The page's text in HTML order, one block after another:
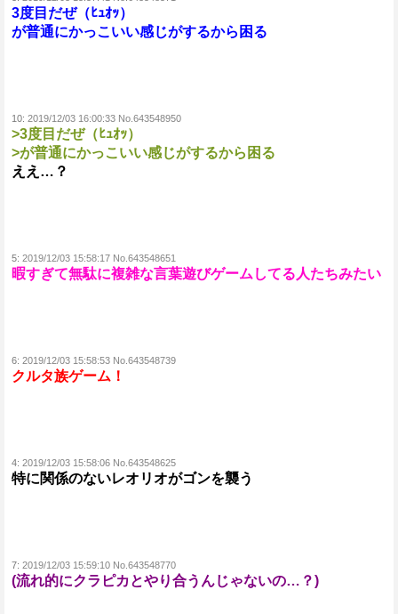
3度目だぜ（ﾋｭｵｯ）
が普通にかっこいい感じがするから困る
10: 2019/12/03 16:00:33 No.643548950
>3度目だぜ（ﾋｭｵｯ）
>が普通にかっこいい感じがするから困る
ええ…？
5: 2019/12/03 15:58:17 No.643548651
暇すぎて無駄に複雑な言葉遊びゲームしてる人たちみたい
6: 2019/12/03 15:58:53 No.643548739
クルタ族ゲーム！
4: 2019/12/03 15:58:06 No.643548625
特に関係のないレオリオがゴンを襲う
7: 2019/12/03 15:59:10 No.643548770
(流れ的にクラピカとやり合うんじゃないの…？)